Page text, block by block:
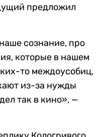
предложил
сознание, про
которые в нашем
то междоусобиц,
из-за нужды
так в кино», —